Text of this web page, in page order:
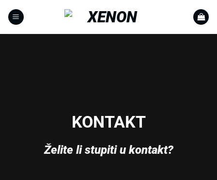
KONTAKT
Želite li stupiti u kontakt?